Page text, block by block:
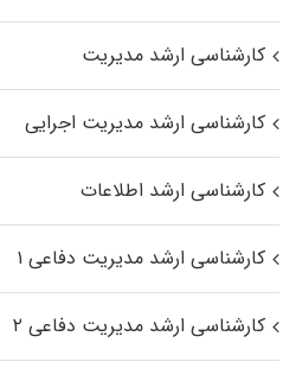
کارشناسی ارشد مدیریت
کارشناسی ارشد مدیریت اجرایی
کارشناسی ارشد اطلاعات
کارشناسی ارشد مدیریت دفاعی ۱
کارشناسی ارشد مدیریت دفاعی ۲